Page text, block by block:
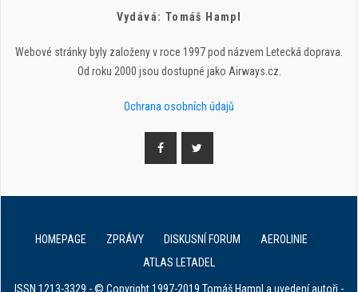
Vydává: Tomáš Hampl
Webové stránky byly založeny v roce 1997 pod názvem Letecká doprava.
Od roku 2000 jsou dostupné jako Airways.cz.
Ochrana osobních údajů
HOMEPAGE ZPRÁVY DISKUSNÍ FORUM
AEROLINIE
ATLAS LETADEL
ISSN 1213-3329 - © Copyright 1997-2019 Tomáš Hampl a uvedení autoři -